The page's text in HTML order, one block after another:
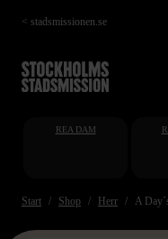
Hoppa
till
< stadsmissionen.se
REA DAM
Start Shop Herr A